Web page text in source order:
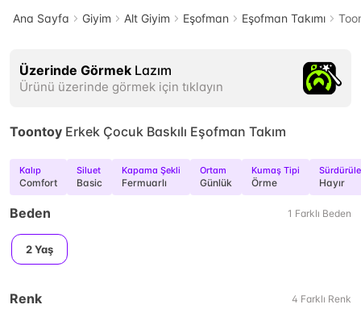
Ana Sayfa Giyim Alt Giyim Eşofman Eşofman Takımı
Üzerinde Görmek Lazım
Ürünü üzerinde görmek için tıklayın
Toontoy Erkek Çocuk Baskılı Eşofman Takım
Kalıp
Comfort
Siluet
Basic
Kapama Şekli
Fermuarlı
Ortam
Günlük
Kumaş Tipi
Örme Hayır
Beden 1 Farklı Beden
2 Yaş
Renk 4 Farklı Renk